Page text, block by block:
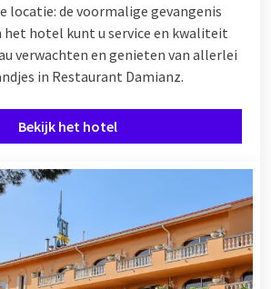
locatie: de voormalige gevangenis
het hotel kunt u service en kwaliteit
verwachten en genieten van allerlei
in Restaurant Damianz.
Bekijk het hotel